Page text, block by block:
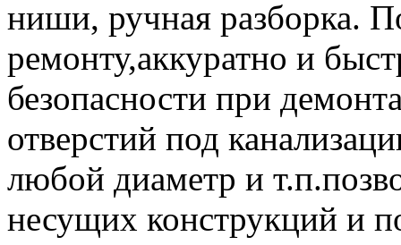
ниши, ручная разборка.
ремонту,аккуратно и
безопасности при
отверстий под
любoй диaмeтp и
несущих конструкций и